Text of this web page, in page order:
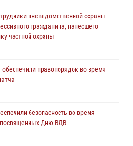
вневедомственной охраны
гражданина, нанесшего
частной охраны
правопорядок во время
безопасность во время
посвященных Дню ВДВ